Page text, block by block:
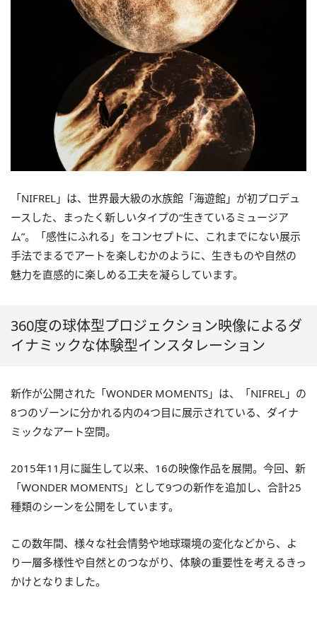
「NIFREL」は、世界最大級の水族館「海遊館」が初プロデュ
ースした、まったく新しいタイプの“生きているミュージア
ム”。「感性にふれる」をコンセプトに、これまでにない展示
手法でまるでアートを楽しむかのように、生きものや自然の
魅力を直感的に楽しめる工夫を凝らしています。
360度の球体型プロジェクション映像によるダ
イナミックな体験型インスタレーション
新作が公開された「WONDER MOMENTS」は、「NIFREL」の
8つのゾーンに分かれる内の4つ目に展示されている、ダイナ
ミックなアート空間。
2015年11月に誕生して以来、16の映像作品を展開。今回、新
「WONDER MOMENTS」として9つの新作を追加し、合計25
種類のシーンを公開をしています。
この数年間、様々な社会情勢や地球環境の変化などから、よ
り一層多様性や自然とのつながり、体験の重要性を考えるきっ
かけとなりました。